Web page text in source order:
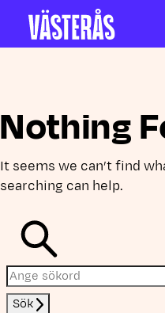
Nothing
It seems we can’t find
searching can help.
Sök